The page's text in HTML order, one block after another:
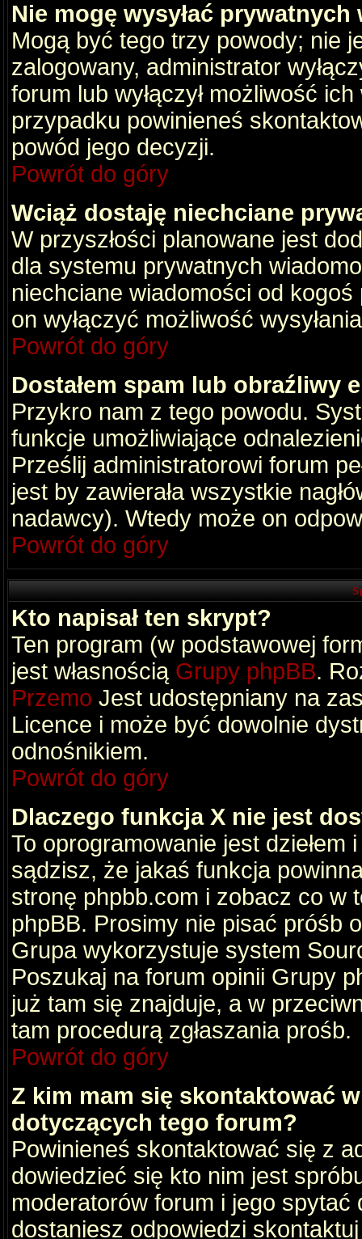
Nie mogę wysyłać
Mogą być tego trzy powody; nie
zalogowany, administrator
forum lub wyłączył możliwość
przypadku powinieneś
powód jego decyzji.
Powrót do góry
Wciąż dostaję niechciane
W przyszłości planowane jest
dla systemu prywatnych
niechciane wiadomości od
on wyłączyć możliwość
Powrót do góry
Dostałem spam lub obraźliwy
Przykro nam z tego powodu.
funkcje umożliwiające
Prześlij administratorowi forum
jest by zawierała wszystkie
nadawcy). Wtedy może on
Powrót do góry
Kto napisał ten skrypt?
Ten program (w podstawowej
jest własnością Grupy phpBB.
Przemo Jest udostępniany na
Licence i może być dowolnie
odnośnikiem.
Powrót do góry
Dlaczego funkcja X nie jest
To oprogramowanie jest dziełem
sądzisz, że jakaś funkcja
stronę phpbb.com i zobacz co w
phpBB. Prosimy nie pisać próśb
Grupa wykorzystuje system
Poszukaj na forum opinii Grupy
już tam się znajduje, a w
tam procedurą zgłaszania prośb.
Powrót do góry
Z kim mam się skontaktować
dotyczących tego forum?
Powinieneś skontaktować się z
dowiedzieć się kto nim jest
moderatorów forum i jego
dostaniesz odpowiedzi